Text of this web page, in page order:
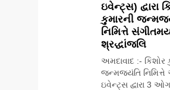
ઇવેન્ટ્સ) દ્વારા
કુમારની
નિમિત્તે
શ્રદ્ધાંજલિ
અમદાવાદ :- કિશોર
જન્મજયંતિ
ઇવેન્ટ્સ દ્વારા 3